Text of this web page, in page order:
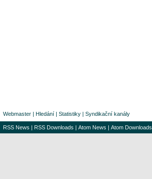
Webmaster | Hledání | Statistiky | Syndikační kanály
RSS News | RSS Downloads | Atom News | Atom Downloads